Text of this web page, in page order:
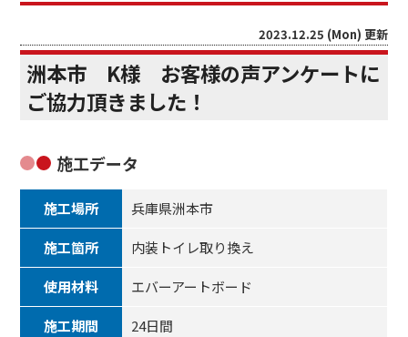
2023.12.25 (Mon) 更新
洲本市 K様 お客様の声アンケートに
ご協力頂きました！
施工データ
施工場所 兵庫県洲本市
施工箇所 内装トイレ取り換え
使用材料 エバーアートボード
施工期間 24日間